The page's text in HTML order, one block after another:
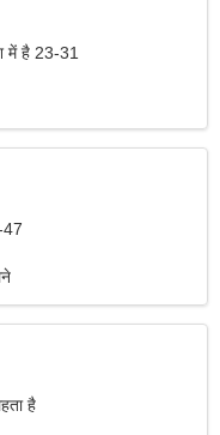
में है 23-31
47
है